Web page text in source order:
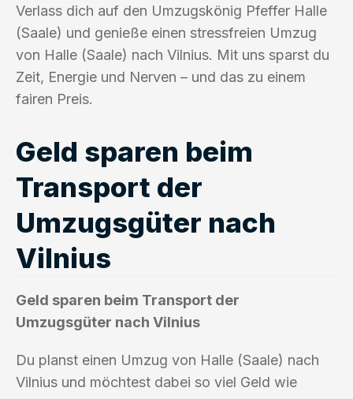
Verlass dich auf den Umzugskönig Pfeffer Halle
(Saale) und genieße einen stressfreien Umzug
von Halle (Saale) nach Vilnius. Mit uns sparst du
Zeit, Energie und Nerven – und das zu einem
fairen Preis.
Geld sparen beim
Transport der
Umzugsgüter nach
Vilnius
Geld sparen beim Transport der
Umzugsgüter nach Vilnius
Du planst einen Umzug von Halle (Saale) nach
Vilnius und möchtest dabei so viel Geld wie